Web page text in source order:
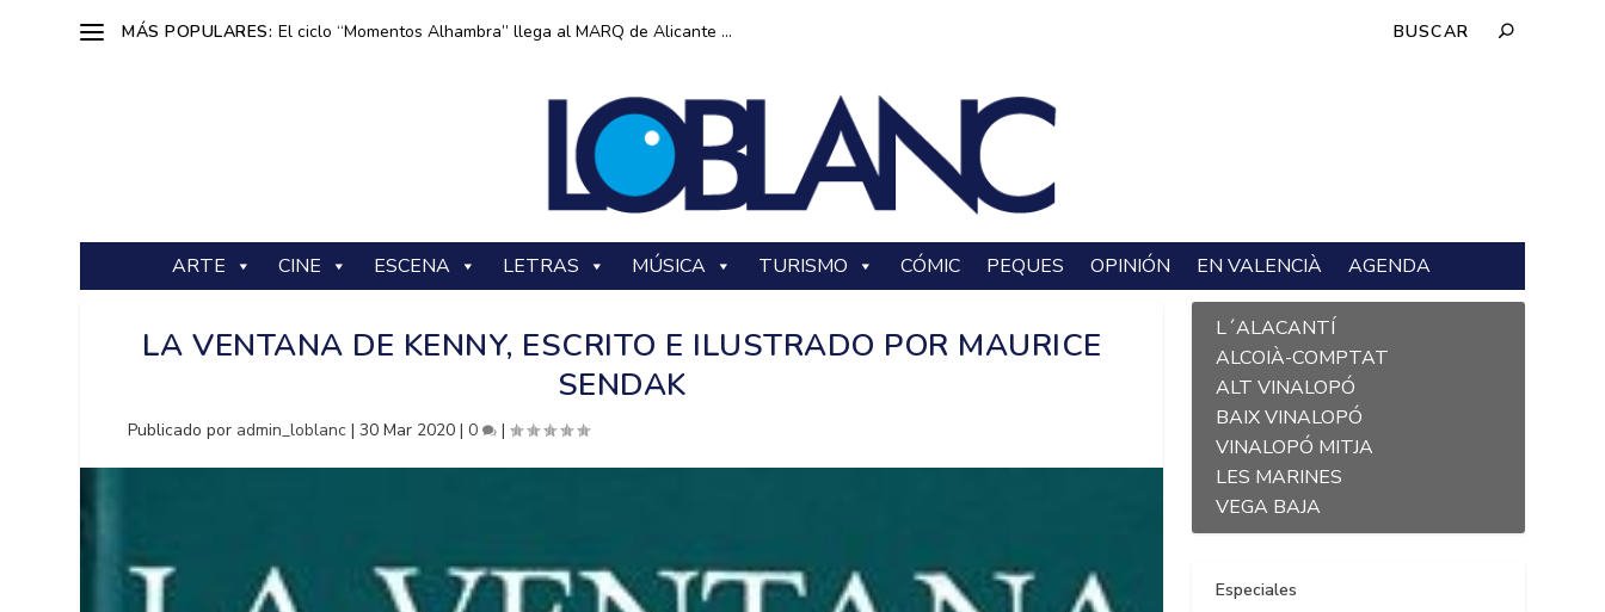
MÁS POPULARES: El ciclo “Momentos Alhambra” llega al MARQ de Alicante ...
ARTE CINE ESCENA LETRAS MÚSICA TURISMO CÓMIC PEQUES OPINIÓN EN VALENCIÀ AGENDA
LA VENTANA DE KENNY, ESCRITO E ILUSTRADO POR MAURICE
SENDAK
Publicado por admin_loblanc |30 Mar 2020 |0 |
L´ALACANTÍ
ALCOIÀ-COMPTAT
ALT VINALOPÓ
BAIX VINALOPÓ
VINALOPÓ MITJA
LES MARINES
VEGA BAJA
Especiales